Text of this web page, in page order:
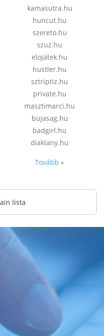
kamasutra.hu
huncut.hu
szereto.hu
szuz.hu
elojatek.hu
hustler.hu
sztriptiz.hu
private.hu
masztimarci.hu
bujasag.hu
badgirl.hu
diaklany.hu
Tovább »
lista